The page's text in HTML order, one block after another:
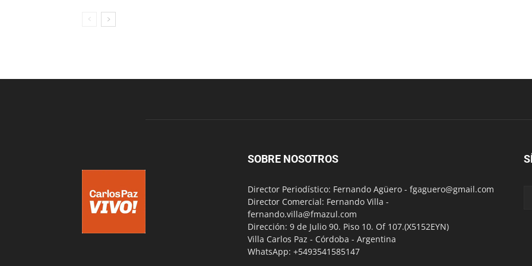
SOBRE NOSOTROS
Director Periodístico: Fernando Agüero - fgaguero@gmail.com
Director Comercial: Fernando Villa -
fernando.villa@fmazul.com
Dirección: 9 de Julio 90. Piso 10. Of 107.(X5152EYN)
Villa Carlos Paz - Córdoba - Argentina
WhatsApp: +5493541585147